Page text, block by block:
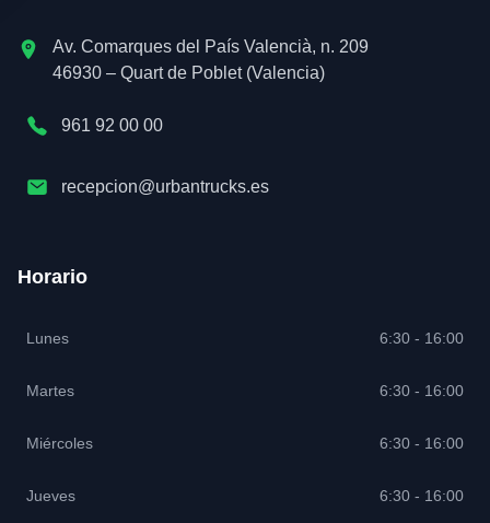
Av. Comarques del País Valencià, n. 209
46930 – Quart de Poblet (Valencia)
961 92 00 00
recepcion@urbantrucks.es
Horario
Lunes 6:30 - 16:00
Martes 6:30 - 16:00
Miércoles 6:30 - 16:00
Jueves 6:30 - 16:00